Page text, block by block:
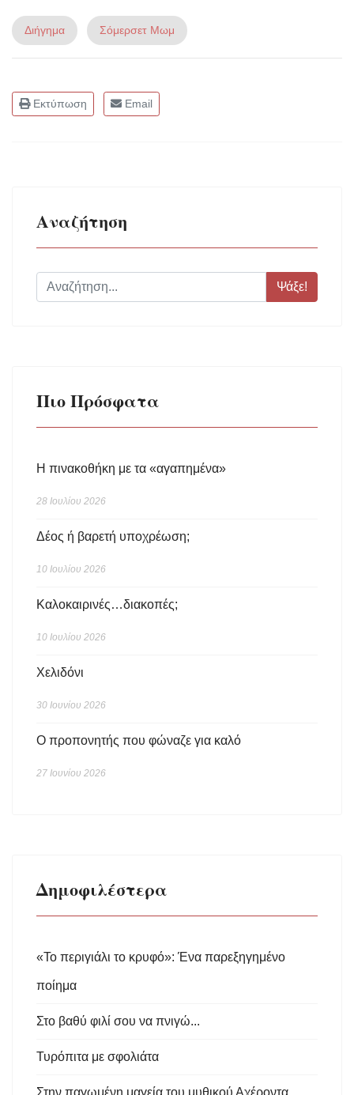
Διήγημα Σόμερσετ Μωμ
Εκτύπωση Email
Αναζήτηση
Ψάξε!
Πιο Πρόσφατα
Η πινακοθήκη με τα «αγαπημένα»
28 Ιουλίου 2026
Δέος ή βαρετή υποχρέωση;
10 Ιουλίου 2026
Καλοκαιρινές…διακοπές;
10 Ιουλίου 2026
Χελιδόνι
30 Ιουνίου 2026
Ο προπονητής που φώναζε για καλό
27 Ιουνίου 2026
Δημοφιλέστερα
«Το περιγιάλι το κρυφό»: Ένα παρεξηγημένο
ποίημα
Στο βαθύ φιλί σου να πνιγώ...
Τυρόπιτα με σφολιάτα
Στην παγωμένη μαγεία του μυθικού Αχέροντα